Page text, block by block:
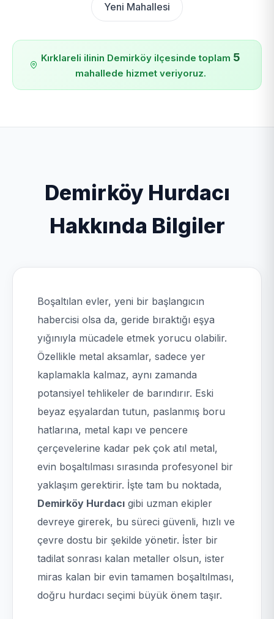
Yeni Mahallesi
Kırklareli ilinin Demirköy ilçesinde toplam 5
mahallede hizmet veriyoruz.
Demirköy Hurdacı
Hakkında Bilgiler
Boşaltılan evler, yeni bir başlangıcın
habercisi olsa da, geride bıraktığı eşya
yığınıyla mücadele etmek yorucu olabilir.
Özellikle metal aksamlar, sadece yer
kaplamakla kalmaz, aynı zamanda
potansiyel tehlikeler de barındırır. Eski
beyaz eşyalardan tutun, paslanmış boru
hatlarına, metal kapı ve pencere
çerçevelerine kadar pek çok atıl metal,
evin boşaltılması sırasında profesyonel bir
yaklaşım gerektirir. İşte tam bu noktada,
Demirköy Hurdacı gibi uzman ekipler
devreye girerek, bu süreci güvenli, hızlı ve
çevre dostu bir şekilde yönetir. İster bir
tadilat sonrası kalan metaller olsun, ister
miras kalan bir evin tamamen boşaltılması,
doğru hurdacı seçimi büyük önem taşır.